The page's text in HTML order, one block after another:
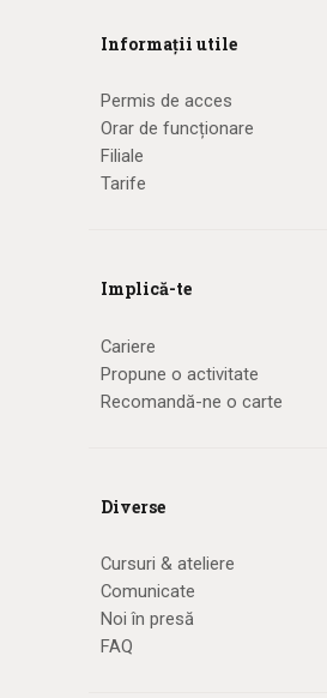
Informații utile
Permis de acces
Orar de funcționare
Filiale
Tarife
Implică-te
Cariere
Propune o activitate
Recomandă-ne o carte
Diverse
Cursuri & ateliere
Comunicate
Noi în presă
FAQ